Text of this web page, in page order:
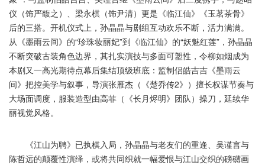
仪（饰严馥之）、梁永棋（饰尹清）更是《临江仙》《玉茗茶骨》
后的三搭。开机仪式上，孙晶晶与剧组互动欢乐不断，活力满满。
从《墨雨云间》的“珍珠妆丽妃”到《临江仙》的“妖魅红莲”，孙晶晶
不断突破古装角色边界，其扎实演技与多面可塑性，令柳如烟成为
本剧又一高光期待点幕后集结顶级班底：监制侣皓吉吉《墨雨云
间》把控美学与叙事，导演张雁杰（《楚乔传2》）擅长权谋节奏与
大场面调度，服装造型由高菲（《长月烬明》团队）操刀，延续华
丽视觉风格。
《江山为聘》已执棋入局，孙晶晶与老友们的重逢、吴谨言与
陈哲远的颠覆性演绎，或将共同织就一幅爱恨与江山交织的磅礴画